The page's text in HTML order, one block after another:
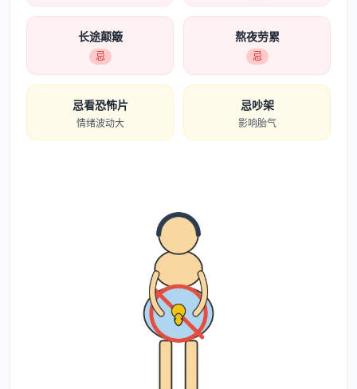
长途颠簸
忌
熬夜劳累
忌
忌看恐怖片
情绪波动大
忌吵架
影响胎气